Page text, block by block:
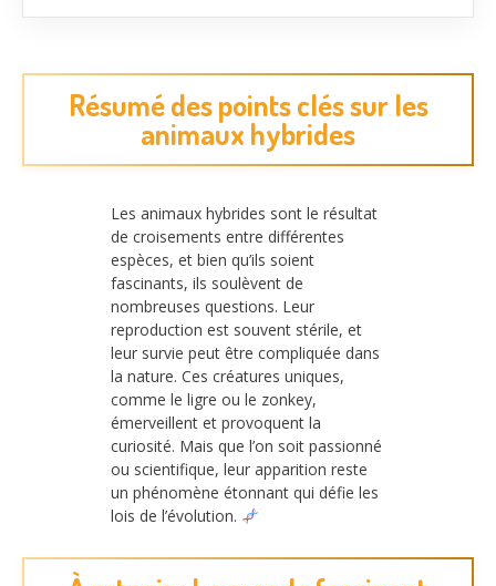
Résumé des points clés sur les
animaux hybrides
Les animaux hybrides sont le résultat
de croisements entre différentes
espèces, et bien qu’ils soient
fascinants, ils soulèvent de
nombreuses questions. Leur
reproduction est souvent stérile, et
leur survie peut être compliquée dans
la nature. Ces créatures uniques,
comme le ligre ou le zonkey,
émerveillent et provoquent la
curiosité. Mais que l’on soit passionné
ou scientifique, leur apparition reste
un phénomène étonnant qui défie les
lois de l’évolution.